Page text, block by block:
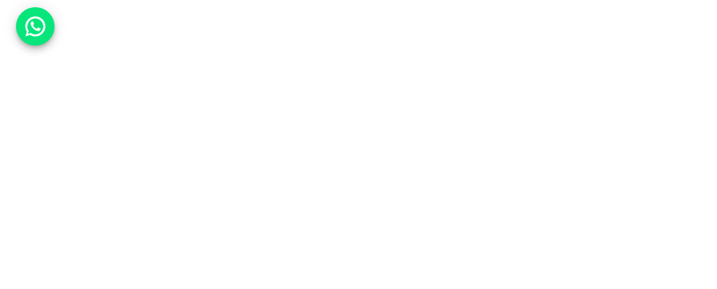
אפשר לעזור?